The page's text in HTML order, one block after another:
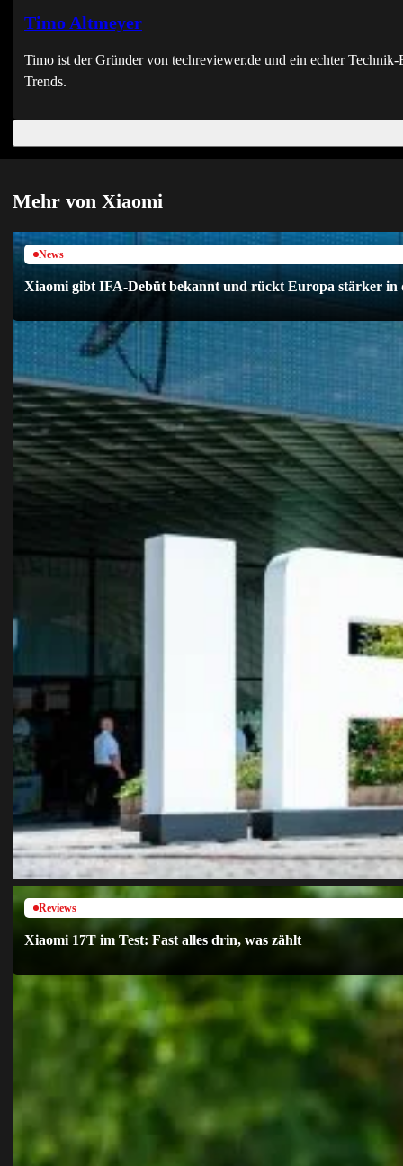
Timo Altmeyer
Timo ist der Gründer von techreviewer.de und ein echter
Trends.
Mehr von Xiaomi
News
Xiaomi gibt IFA-Debüt bekannt und rückt Europa stärker in
Reviews
Xiaomi 17T im Test: Fast alles drin, was zählt